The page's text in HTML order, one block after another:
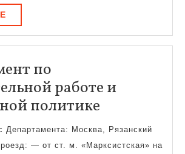
ПОДРОБНЕЕ
по
работе и
политике
по
Департамента: Москва, Рязанский
— от ст. м. «Марксистская» на